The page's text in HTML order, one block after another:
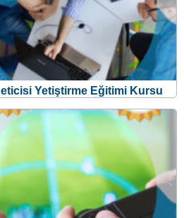
Yetiştirme Eğitimi Kursu